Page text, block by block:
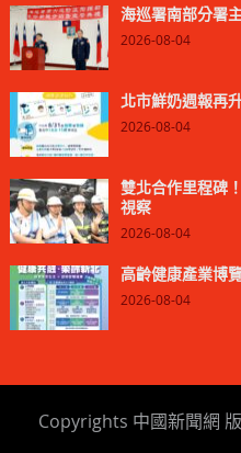
海巡署南部分署
2026-08-04
北市鮮奶週報再
2026-08-04
雙北合作里程碑
視察
2026-08-04
高齡健康產業博
2026-08-04
Copyrights 中國新聞網